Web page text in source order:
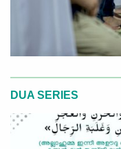
DUA SERIES